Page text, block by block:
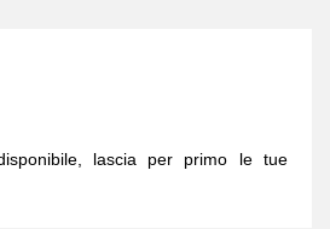
lascia per primo le tue